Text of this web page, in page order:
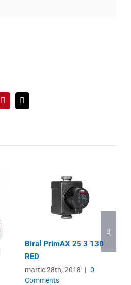
Pinterest
Biral PrimAX 25 3 130
RED
martie 28th, 2018 | 0
Comments